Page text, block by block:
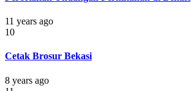
11 years ago
10
Cetak Brosur Bekasi
8 years ago